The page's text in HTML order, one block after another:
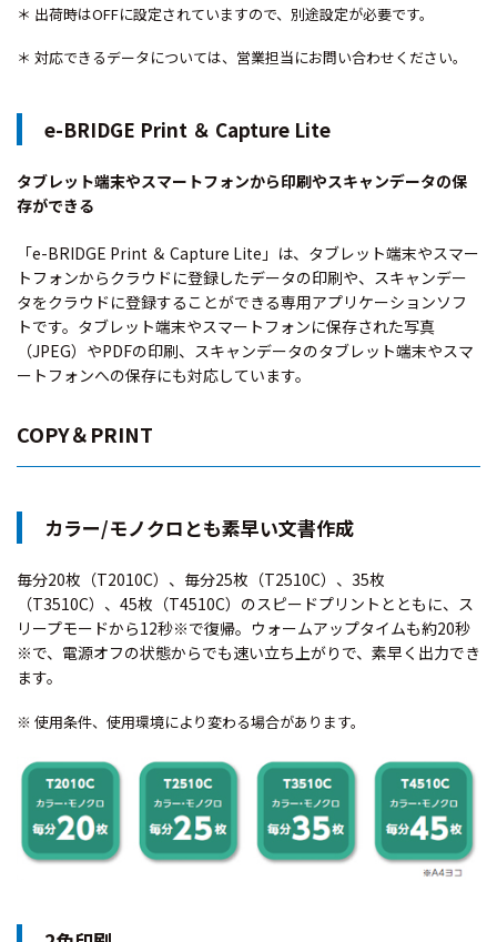
＊ 出荷時はOFFに設定されていますので、別途設定が必要です。
＊ 対応できるデータについては、営業担当にお問い合わせください。
e-BRIDGE Print ＆ Capture Lite
タブレット端末やスマートフォンから印刷やスキャンデータの保
存ができる
「e-BRIDGE Print ＆ Capture Lite」は、タブレット端末やスマー
トフォンからクラウドに登録したデータの印刷や、スキャンデー
タをクラウドに登録することができる専用アプリケーションソフ
トです。タブレット端末やスマートフォンに保存された写真
（JPEG）やPDFの印刷、スキャンデータのタブレット端末やスマ
ートフォンへの保存にも対応しています。
COPY＆PRINT
カラー/モノクロとも素早い文書作成
毎分20枚（T2010C）、毎分25枚（T2510C）、35枚
（T3510C）、45枚（T4510C）のスピードプリントとともに、ス
リープモードから12秒※で復帰。ウォームアップタイムも約20秒
※で、電源オフの状態からでも速い立ち上がりで、素早く出力でき
ます。
※ 使用条件、使用環境により変わる場合があります。